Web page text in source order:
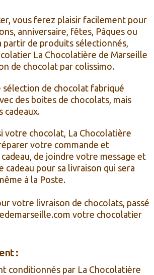
vous ferez plaisir facilement pour
anniversaire, fêtes, Pâques ou
partir de produits sélectionnés,
La Chocolatière de Marseille
de chocolat par colissimo.
de chocolat fabriqué
des boites de chocolats, mais
cadeaux.
votre chocolat, La Chocolatière
votre commande et
de joindre votre message et
cadeau pour sa livraison qui sera
à la Poste.
votre livraison de chocolats, passé
votre chocolatier
:
conditionnés par La Chocolatière